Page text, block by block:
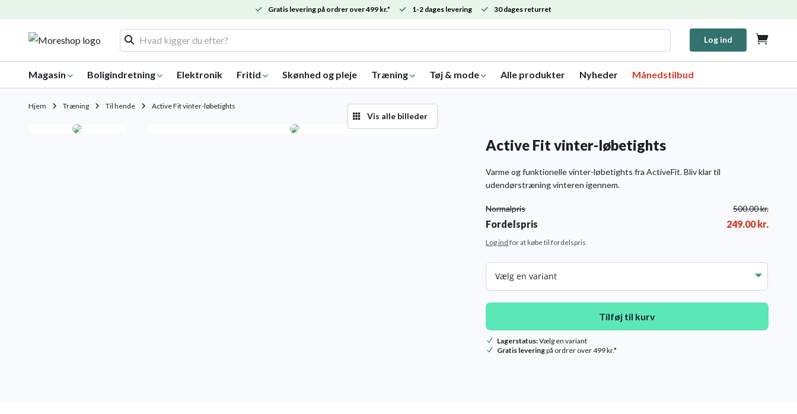
Gratis levering på ordrer over 499 kr.* 1-2 dages levering 30 dages returret
Log ind 
Magasin Boligindretning Elektronik Fritid Skønhed og pleje Træning Tøj & mode Alle produkter Nyheder Månedstilbud
Hjem Træning Til hende Active Fit vinter-løbetights
Vis alle billeder
Active Fit vinter-løbetights
Varme og funktionelle vinter-løbetights fra ActiveFit. Bliv klar til
udendørstræning vinteren igennem.
Normalpris 500.00kr.
Fordelspris 249.00kr.
Log ind for at købe til fordelspris
Tilføj til kurv
Lagerstatus:Vælg en variant
Gratis leveringpå ordrer over 499 kr.*